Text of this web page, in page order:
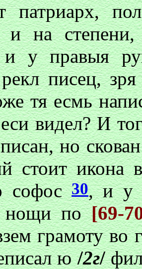
патриарх,
и на
у правыя
рекл писец,
тя есмь
видел? И
но
стоит икона
софос30, и у
нощи по[69-
грамоту во
ю/2г/